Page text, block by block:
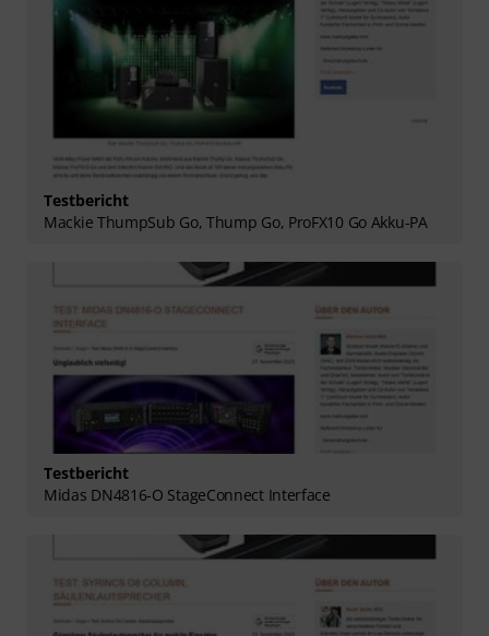
Testbericht
Mackie ThumpSub Go, Thump Go, ProFX10 Go Akku-PA
Testbericht
Midas DN4816-O StageConnect Interface